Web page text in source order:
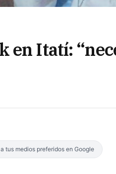
en Itatí:
tus medios preferidos en Google